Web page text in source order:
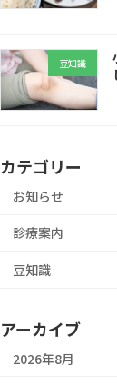
豆知識
カテゴリー
お知らせ
診療案内
豆知識
アーカイブ
2026年8月